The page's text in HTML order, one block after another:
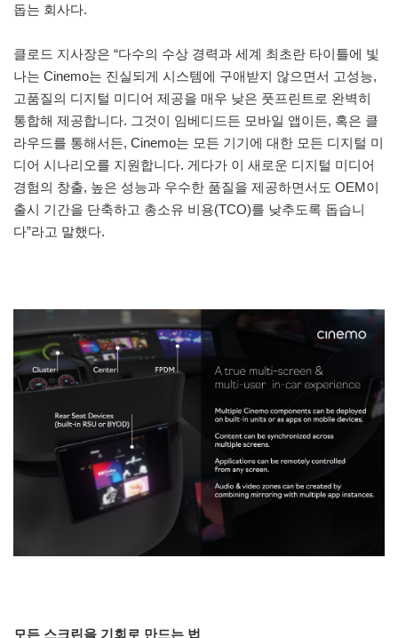
돕는 회사다.
클로드 지사장은 “다수의 수상 경력과 세계 최초란 타이틀에 빛
나는 Cinemo는 진실되게 시스템에 구애받지 않으면서 고성능,
고품질의 디지털 미디어 제공을 매우 낮은 풋프린트로 완벽히
통합해 제공합니다. 그것이 임베디드든 모바일 앱이든, 혹은 클
라우드를 통해서든, Cinemo는 모든 기기에 대한 모든 디지털 미
디어 시나리오를 지원합니다. 게다가 이 새로운 디지털 미디어
경험의 창출, 높은 성능과 우수한 품질을 제공하면서도 OEM이
출시 기간을 단축하고 총소유 비용(TCO)를 낮추도록 돕습니
다”라고 말했다.
모든 스크린을 기회로 만드는 법